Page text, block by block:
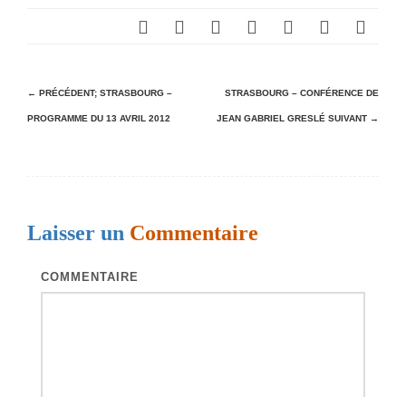
N
a
a
← PRÉCÉDENT; STRASBOURG –
PROGRAMME DU 13 AVRIL 2012
STRASBOURG – CONFÉRENCE DE
JEAN GABRIEL GRESLÉ SUIVANT →
Laisser un Commentaire
COMMENTAIRE